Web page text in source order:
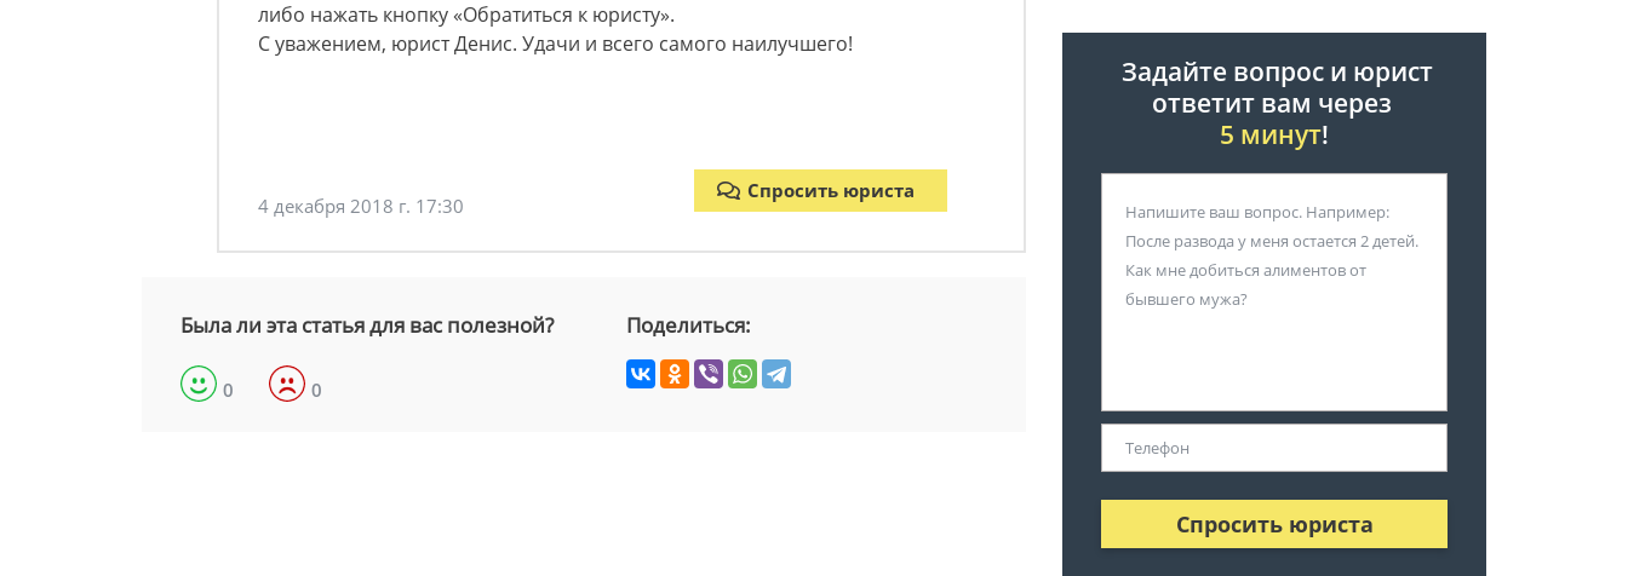
либо нажать кнопку «Обратиться к юристу».
С уважением, юрист Денис. Удачи и всего самого наилучшего!
4 декабря 2018 г. 17:30
Спросить юриста
Была ли эта статья для вас полезной?
0 0
Поделиться:
Задайте вопрос и юрист
ответит вам через
5 минут!
Спросить юриста